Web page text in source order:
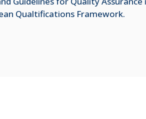
Qualtifications Framework.